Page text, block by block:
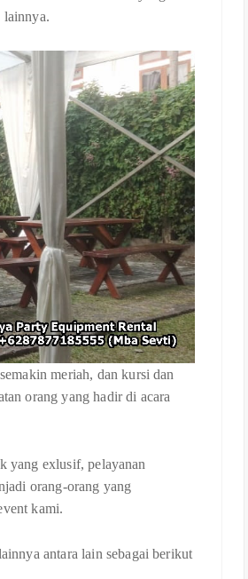
lainnya.
meriah, dan kursi dan
orang yang hadir di acara
yang exlusif, pelayanan
orang-orang yang
kami.
antara lain sebagai berikut